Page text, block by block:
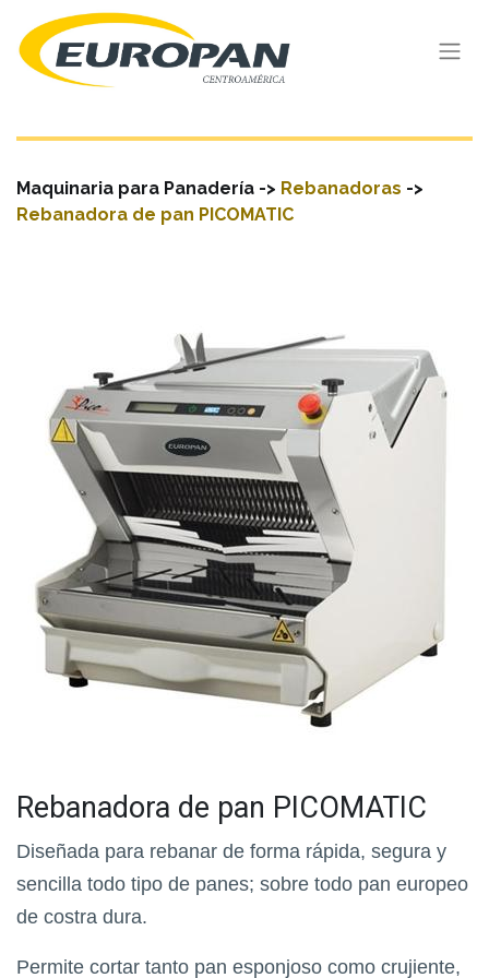
Maquinaria para Panadería -> Rebanadoras ->
Rebanadora de pan PICOMATIC
Rebanadora de pan PICOMATIC
Diseñada para rebanar de forma rápida, segura y
sencilla todo tipo de panes; sobre todo pan europeo
de costra dura.
Permite cortar tanto pan esponjoso como crujiente,